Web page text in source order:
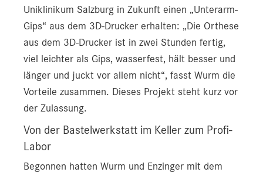
Uniklinikum Salzburg in Zukunft einen „Unterarm-
Gips“ aus dem 3D-Drucker erhalten: „Die Orthese
aus dem 3D-Drucker ist in zwei Stunden fertig,
viel leichter als Gips, wasserfest, hält besser und
länger und juckt vor allem nicht“, fasst Wurm die
Vorteile zusammen. Dieses Projekt steht kurz vor
der Zulassung.
Von der Bastelwerkstatt im Keller zum Profi-
Labor
Begonnen hatten Wurm und Enzinger mit dem